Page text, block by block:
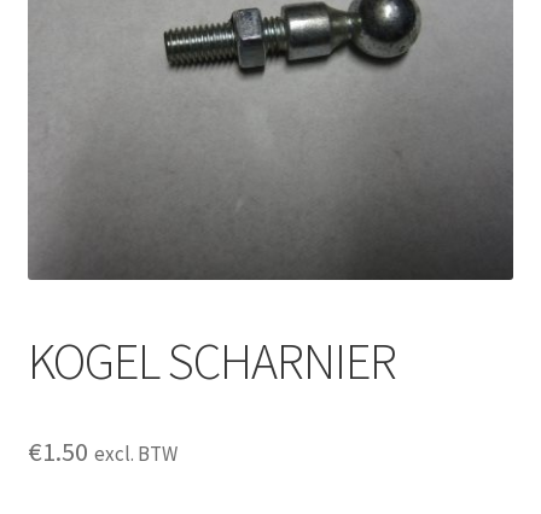
KOGEL SCHARNIER
€1.50 excl. BTW